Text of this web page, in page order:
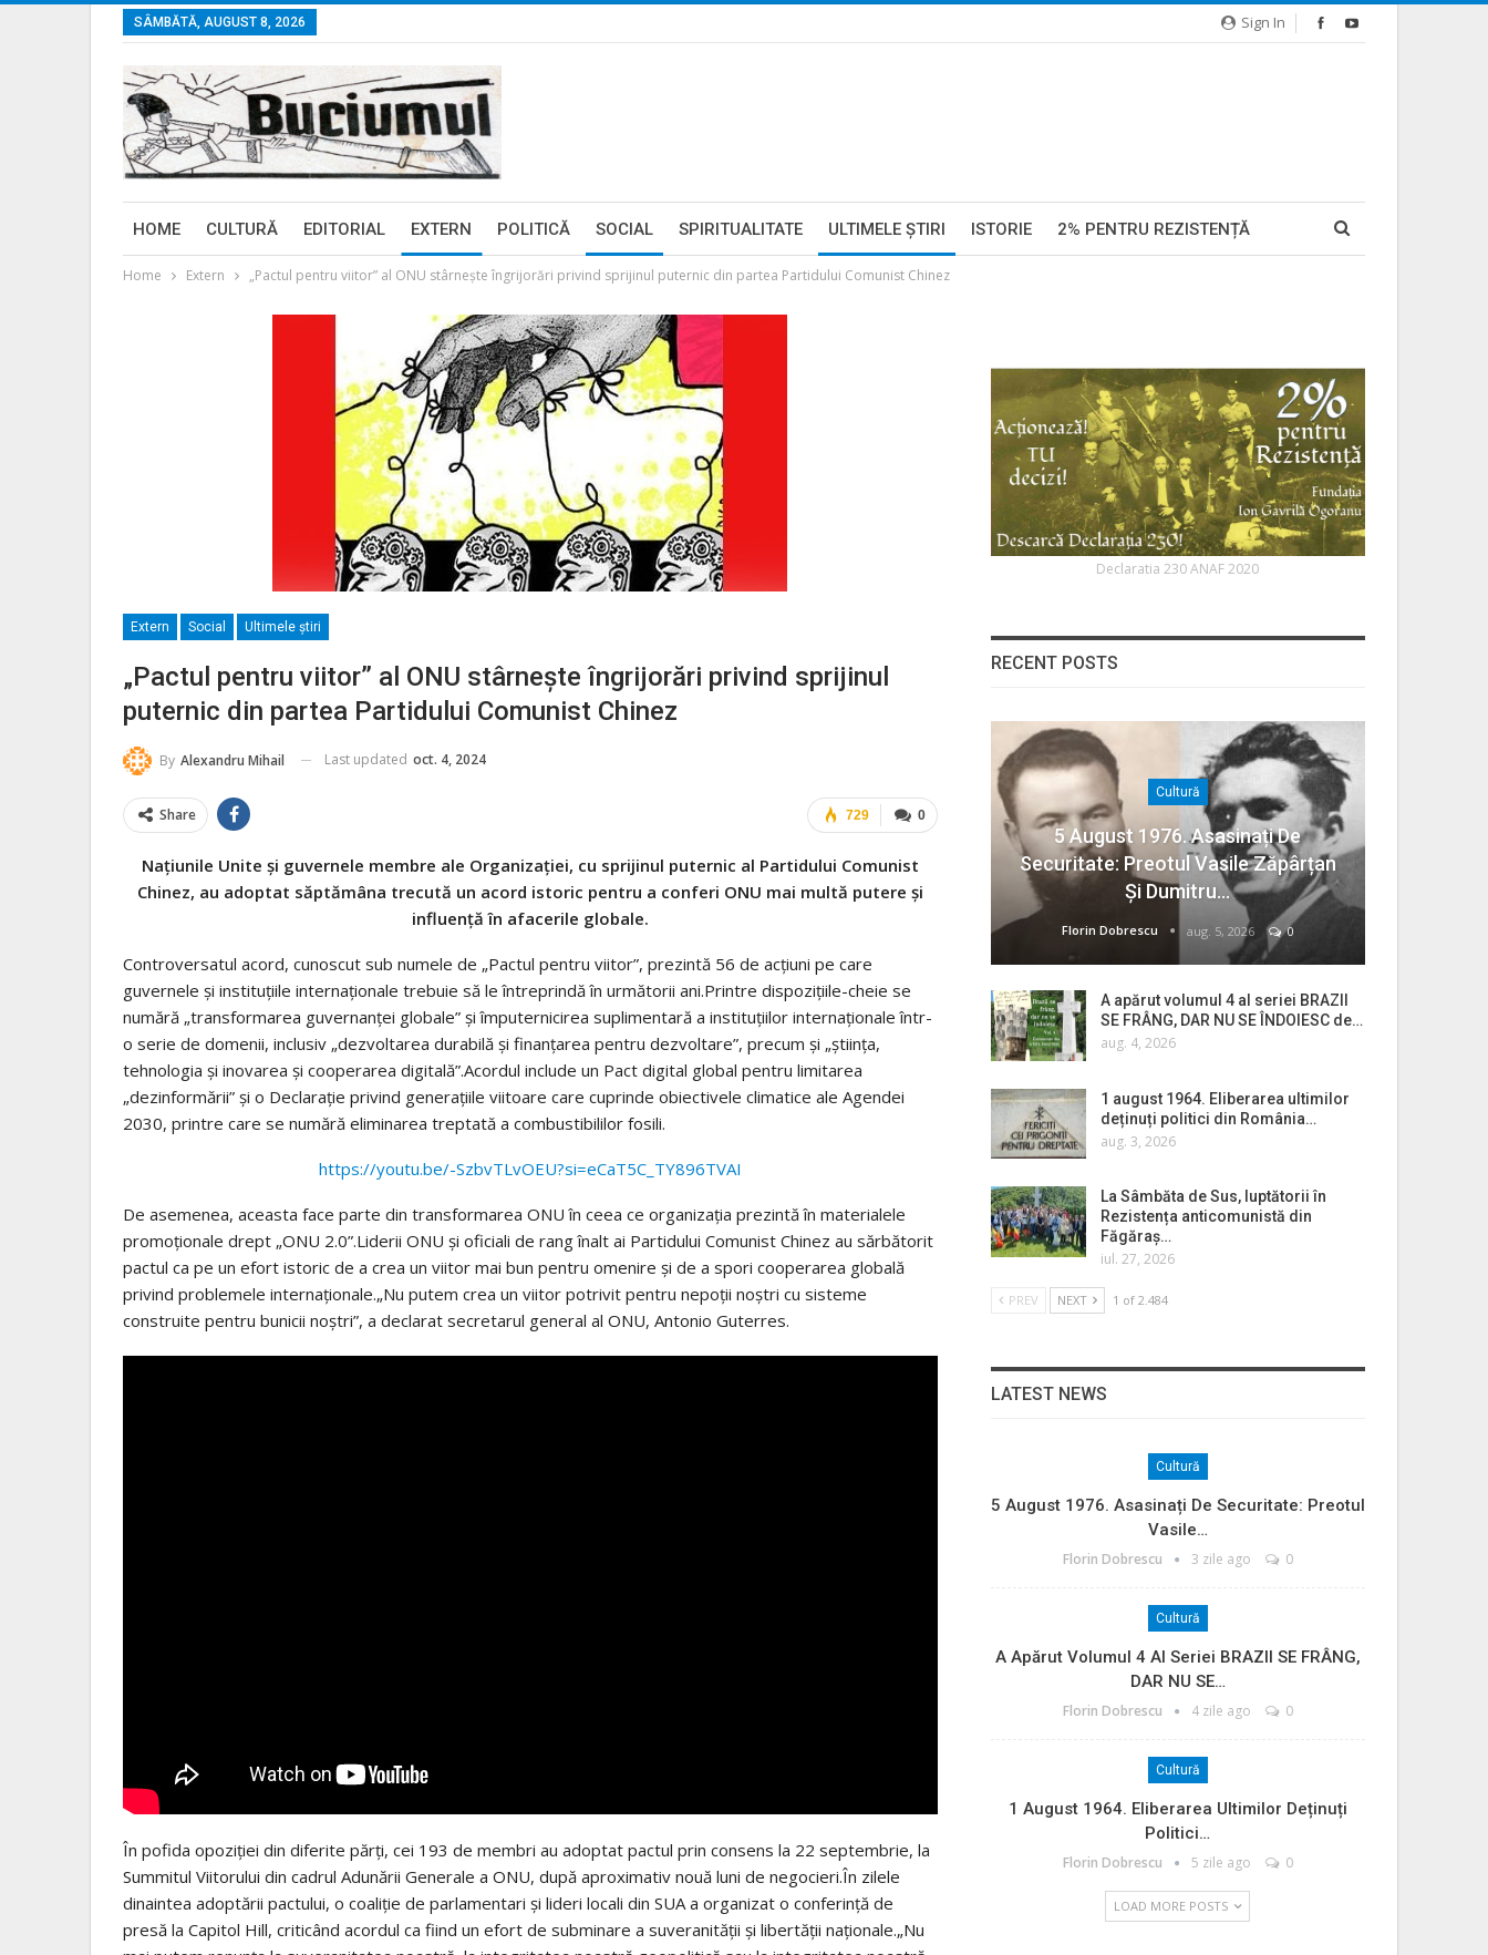
Sign In
SÂMBĂTĂ, AUGUST 8, 2026
HOME CULTURĂ EDITORIAL EXTERN POLITICĂ SOCIAL SPIRITUALITATE ULTIMELE ŞTIRI ISTORIE 2% PENTRU REZISTENȚĂ
Home Extern „Pactul pentru viitor” al ONU stârneşte îngrijorări privind sprijinul puternic din partea Partidului Comunist Chinez
Extern Social Ultimele ştiri
„Pactul pentru viitor” al ONU stârneşte îngrijorări privind sprijinul
puternic din partea Partidului Comunist Chinez
By Alexandru Mihail Last updated oct. 4, 2024
0
729
Share
Naţiunile Unite şi guvernele membre ale Organizaţiei, cu sprijinul puternic al Partidului Comunist
Chinez, au adoptat săptămâna trecută un acord istoric pentru a conferi ONU mai multă putere şi
influenţă în afacerile globale.
Controversatul acord, cunoscut sub numele de „Pactul pentru viitor”, prezintă 56 de acţiuni pe care
guvernele şi instituţiile internaţionale trebuie să le întreprindă în următorii ani.Printre dispoziţiile-cheie se
numără „transformarea guvernanţei globale” şi împuternicirea suplimentară a instituţiilor internaţionale într-
o serie de domenii, inclusiv „dezvoltarea durabilă şi finanţarea pentru dezvoltare”, precum şi „ştiinţa,
tehnologia şi inovarea şi cooperarea digitală”.Acordul include un Pact digital global pentru limitarea
„dezinformării” şi o Declaraţie privind generaţiile viitoare care cuprinde obiectivele climatice ale Agendei
2030, printre care se numără eliminarea treptată a combustibililor fosili.
https://youtu.be/-SzbvTLvOEU?si=eCaT5C_TY896TVAI
De asemenea, aceasta face parte din transformarea ONU în ceea ce organizaţia prezintă în materialele
promoţionale drept „ONU 2.0”.Liderii ONU şi oficiali de rang înalt ai Partidului Comunist Chinez au sărbătorit
pactul ca pe un efort istoric de a crea un viitor mai bun pentru omenire şi de a spori cooperarea globală
privind problemele internaţionale.„Nu putem crea un viitor potrivit pentru nepoţii noştri cu sisteme
construite pentru bunicii noştri”, a declarat secretarul general al ONU, Antonio Guterres.
În pofida opoziţiei din diferite părţi, cei 193 de membri au adoptat pactul prin consens la 22 septembrie, la
Summitul Viitorului din cadrul Adunării Generale a ONU, după aproximativ nouă luni de negocieri.În zilele
dinaintea adoptării pactului, o coaliţie de parlamentari şi lideri locali din SUA a organizat o conferinţă de
presă la Capitol Hill, criticând acordul ca fiind un efort de subminare a suveranităţii şi libertăţii naţionale.„Nu
Declaratia 230 ANAF 2020
RECENT POSTS
Cultură
5 August 1976. Asasinați De
Securitate: Preotul Vasile Zăpârțan
Și Dumitru…
Florin Dobrescu aug. 5, 2026 0
A apărut volumul 4 al seriei BRAZII
SE FRÂNG, DAR NU SE ÎNDOIESC de…
aug. 4, 2026
1 august 1964. Eliberarea ultimilor
deținuți politici din România…
aug. 3, 2026
La Sâmbăta de Sus, luptătorii în
Rezistența anticomunistă din
Făgăraș…
iul. 27, 2026
PREV NEXT 1 of 2.484
LATEST NEWS
Cultură
5 August 1976. Asasinați De Securitate: Preotul
Vasile…
Florin Dobrescu 3 zile ago 0
Cultură
A Apărut Volumul 4 Al Seriei BRAZII SE FRÂNG,
DAR NU SE…
Florin Dobrescu 4 zile ago 0
Cultură
1 August 1964. Eliberarea Ultimilor Deținuți
Politici…
Florin Dobrescu 5 zile ago 0
LOAD MORE POSTS